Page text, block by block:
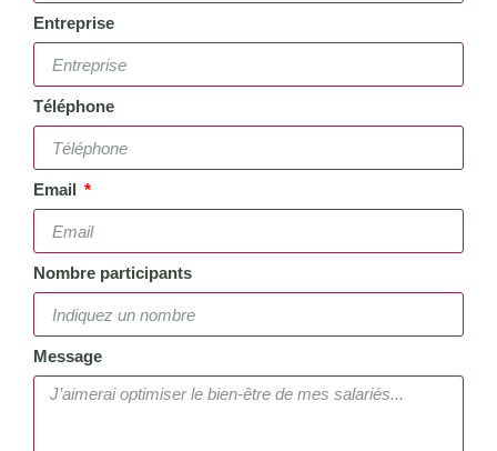
Entreprise
Téléphone
Email
Nombre participants
Message